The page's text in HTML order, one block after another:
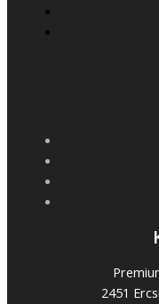
2451